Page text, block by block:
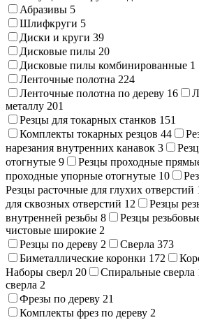
Абразивы 5
Шлифкруги 5
Диски и круги 39
Дисковые пилы 20
Дисковые пилы комбинированные 1
Ленточные полотна 224
Ленточные полотна по дереву 16
металлу 201
Резцы для токарных станков 151
Комплекты токарных резцов 44
нарезания внутренних канавок 3
отогнутые 9 Резцы проходные
проходные упорные отогнутые 10
Резцы расточные для глухих отверстий
для сквозных отверстий 12
Резцы
внутренней резьбы 8 Резцы
чистовые широкие 2
Резцы по дереву 2 Сверла 373
Биметаллические коронки 172
Наборы сверл 20 Спиральные сверла
сверла 2
Фрезы по дереву 21
Комплекты фрез по дереву 2